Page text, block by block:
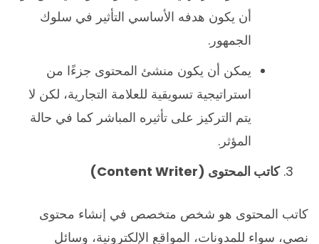
أن يكون هدفه الأساسي التأثير في سلوك
الجمهور.
يمكن أن يكون منشئ المحتوى جزءًا من
استراتيجية تسويقية للعلامة التجارية، لكن لا
يتم التركيز على تأثيره المباشر كما في حالة
المؤثر.
كاتب المحتوى (Content Writer
)
كاتب المحتوى هو شخص متخصص في إنشاء محتوى
نصي، سواء للمدونات، المواقع الإلكترونية، وسائل